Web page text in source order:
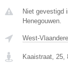
Niet gevestigd
Henegouwen.
West-
Kaaistraat, 25,